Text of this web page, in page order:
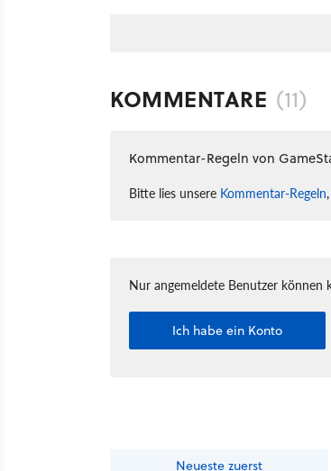
KOMMENTARE (11)
Kommentar-Regeln von
Bitte lies unsere Kommentar-Regeln
Nur angemeldete Benutzer
Ich habe ein Konto
Neueste zuerst